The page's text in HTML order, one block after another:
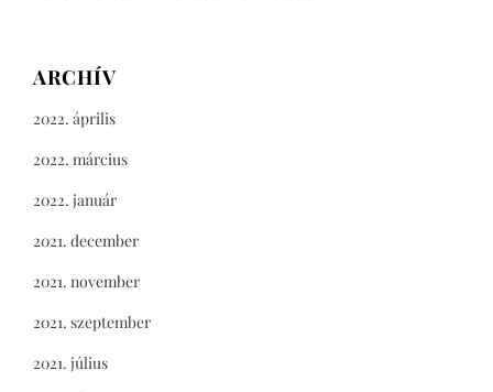
ARCHÍV
2022. április
2022. március
2022. január
2021. december
2021. november
2021. szeptember
2021. július